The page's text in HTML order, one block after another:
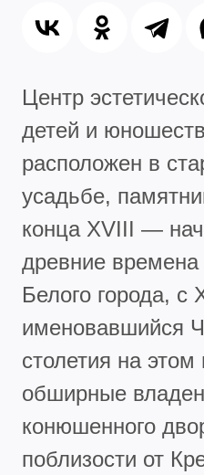
Центр
детей и
расположен в
усадьбе,
конца XVIII —
древние времена
Белого города, с
именовавшийся
столетия на
обширные
конюшенного
поблизости от